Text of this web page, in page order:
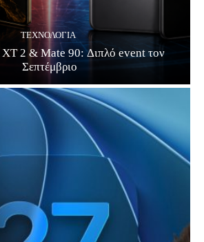
ΤΕΧΝΟΛΟΓΊΑ
2 & Mate 90: Διπλό event τον
Σεπτέμβριο